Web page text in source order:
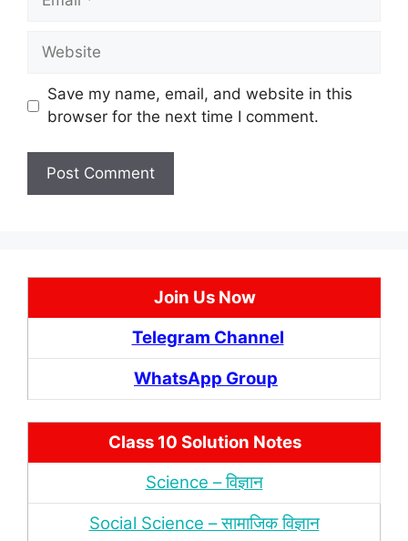
Website
Save my name, email, and website in this
browser for the next time I comment.
Join Us Now
Telegram Channel
WhatsApp Group
Class 10 Solution Notes
Science – विज्ञान
Social Science – सामाजिक विज्ञान